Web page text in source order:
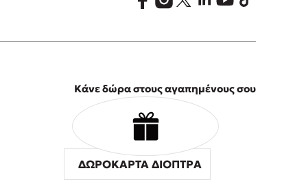
Κάνε δώρα στους αγαπημένους σου
ΔΩΡΟΚΑΡΤΑ ΔΙΟΠΤΡΑ